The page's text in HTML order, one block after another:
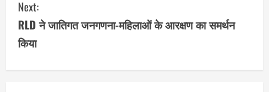
t
i
n
Next:
RLD ने जातिगत जनगणना-महिलाओं के आरक्षण का समर्थन
किया